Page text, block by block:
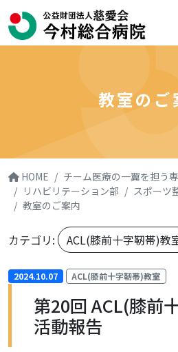
教室のご
HOME
チーム医療の一翼を担う
リハビリテーション部
スポーツ
教室のご案内
カテゴリ: ACL(膝前十字靭帯)教
2024.10.07 ACL(膝前十字靭帯)教室
第20回 ACL(膝前
活動報告